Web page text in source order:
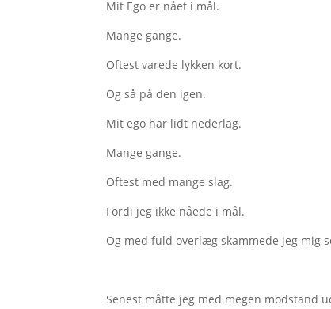
Mit Ego er nået i mål.
Mange gange.
Oftest varede lykken kort.
Og så på den igen.
Mit ego har lidt nederlag.
Mange gange.
Oftest med mange slag.
Fordi jeg ikke nåede i mål.
Og med fuld overlæg skammede jeg mig
Senest måtte jeg med megen modstand